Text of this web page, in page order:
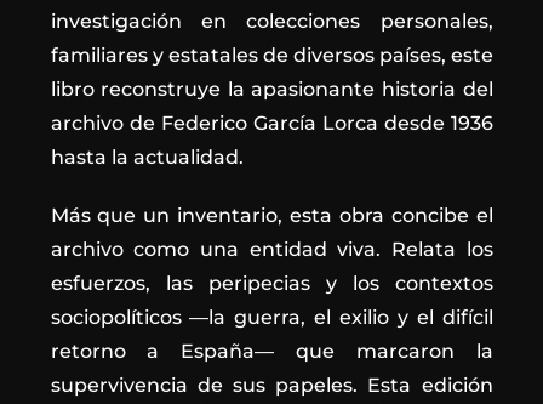
investigación en colecciones personales,
familiares y estatales de diversos países, este
libro reconstruye la apasionante historia del
archivo de Federico García Lorca desde 1936
hasta la actualidad.
Más que un inventario, esta obra concibe el
archivo como una entidad viva. Relata los
esfuerzos, las peripecias y los contextos
sociopolíticos —la guerra, el exilio y el difícil
retorno a España— que marcaron la
supervivencia de sus papeles. Esta edición